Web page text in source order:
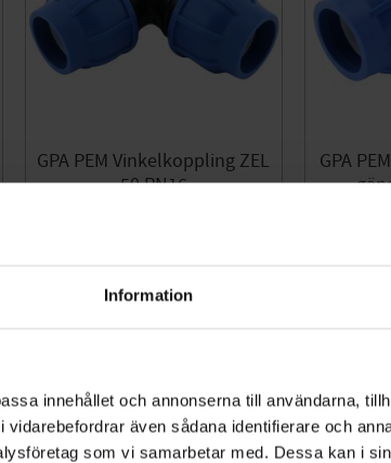
Information
innehållet och annonserna till användarna,
även sådana identifierare och
som vi samarbetar med. Dessa kan i
GPA PEM Vinkelkoppling ZEL
50 PN16
GPA